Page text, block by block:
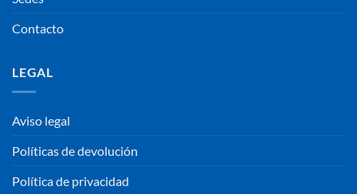
Contacto
LEGAL
Aviso legal
Políticas de devolución
Política de privacidad